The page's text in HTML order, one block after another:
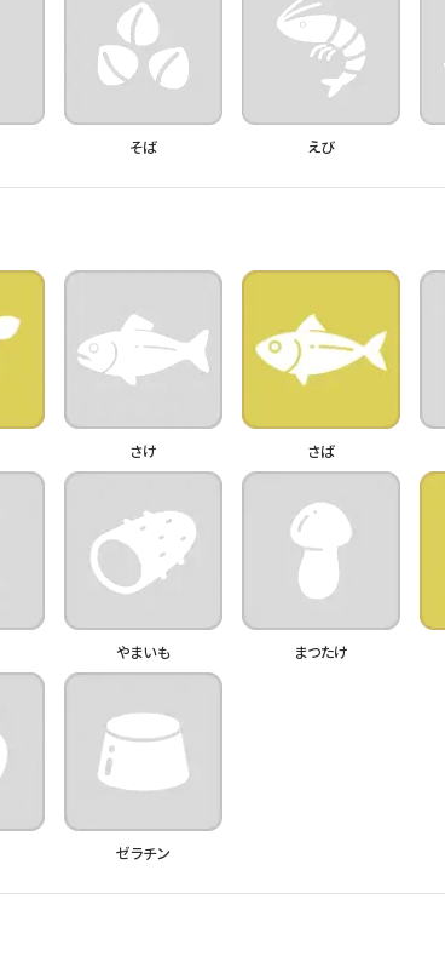
そば えび
さけ さば
やまいも まつたけ
ゼラチン